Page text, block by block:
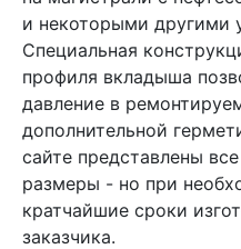
и некоторыми другими
Специальная
профиля вкладыша
давление в
дополнительной
сайте представлены
размеры - но при
кратчайшие сроки
заказчика.